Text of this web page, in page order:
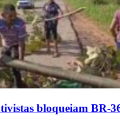
bloqueiam BR-